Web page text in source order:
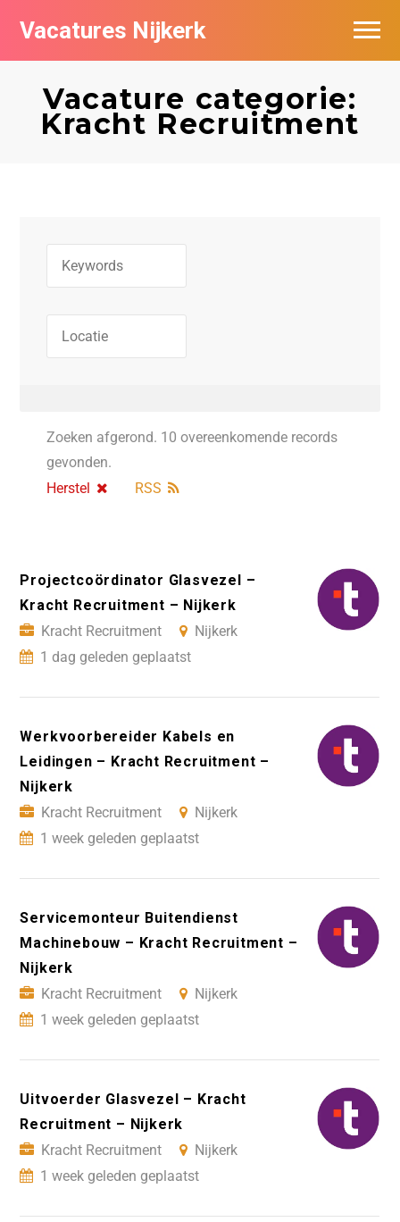
Vacatures Nijkerk
Vacature categorie:
Kracht Recruitment
Zoeken afgerond. 10 overeenkomende records
gevonden.
Herstel
RSS
Projectcoördinator Glasvezel –
Kracht Recruitment – Nijkerk
Kracht Recruitment
Nijkerk
1 dag geleden geplaatst
Werkvoorbereider Kabels en
Leidingen – Kracht Recruitment –
Nijkerk
Kracht Recruitment
Nijkerk
1 week geleden geplaatst
Servicemonteur Buitendienst
Machinebouw – Kracht Recruitment –
Nijkerk
Kracht Recruitment
Nijkerk
1 week geleden geplaatst
Uitvoerder Glasvezel – Kracht
Recruitment – Nijkerk
Kracht Recruitment
Nijkerk
1 week geleden geplaatst